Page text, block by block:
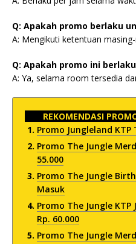
Q: Apakah promo berlaku
A: Mengikuti ketentuan
Q: Apakah promo ini
A: Ya, selama room tersedia
REKOMENDASI
Promo Jungleland
Promo The Jungle
55.000
Promo The Jungle
Masuk
Promo The Jungle
Rp. 60.000
Promo The Jungle